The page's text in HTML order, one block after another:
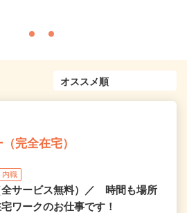
完全在宅）
内職
全サービス無料）／ 時間も場所
ワークのお仕事です！